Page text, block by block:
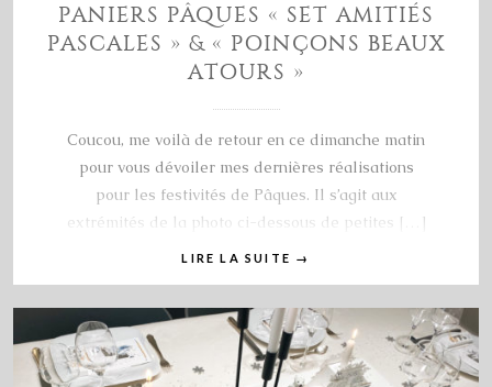
PANIERS PÂQUES « SET AMITIÉS
PASCALES » & « POINÇONS BEAUX
ATOURS »
Coucou, me voilà de retour en ce dimanche matin
pour vous dévoiler mes dernières réalisations
pour les festivités de Pâques. Il s’agit aux
extrémités de la photo ci-dessous de petites […]
LIRE LA SUITE →